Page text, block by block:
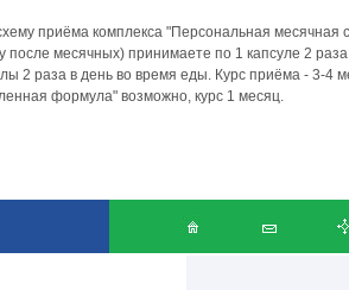
приёма комплекса "Персональная месячная
месячных) принимаете по 1 капсуле 2 раза
2 раза в день во время еды. Курс приёма - 3-4
формула" возможно, курс 1 месяц.